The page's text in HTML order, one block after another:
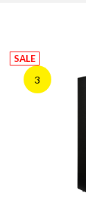
3
SALE